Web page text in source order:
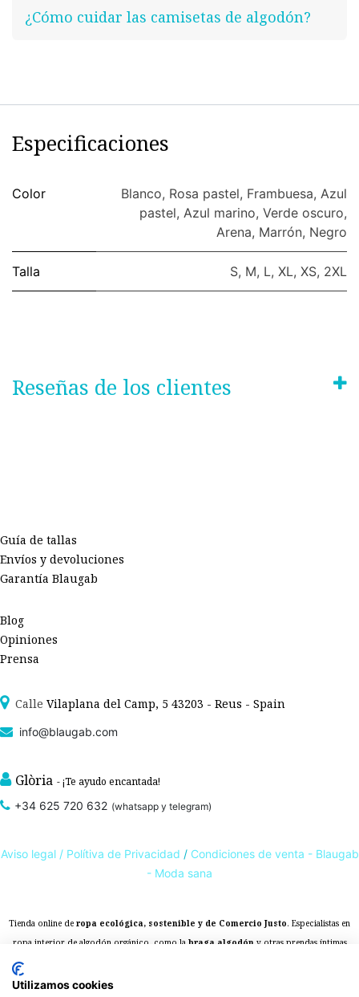
¿Cómo cuidar las camisetas de algodón?
Especificaciones
Color Blanco, Rosa pastel, Frambuesa, Azul
pastel, Azul marino, Verde oscuro,
Arena, Marrón, Negro
Talla S, M, L, XL, XS, 2XL
Reseñas de los clientes
Guía de tallas
Envíos y devoluciones
Garantía Blaugab
Blog
Opiniones
Prensa
Calle Vilaplana del Camp, 5 43203 - Reus - Spain
info@blaugab.com
Glòria - ¡Te ayudo encantada!
+34 625 720 632 (whatsapp y telegram)
Aviso legal / Polítiva de Privacidad / Condiciones de venta - Blaugab
- Moda sana
Tienda online de ropa ecológica, sostenible y de Comercio Justo. Especialistas en
ropa interior de algodón orgánico, como la braga algodón y otras prendas íntimas
sostenibles con certificado GOTS
Expertos en ropa para piel sensible, ropa para piel delicada y enfermedades
Utilizamos cookies